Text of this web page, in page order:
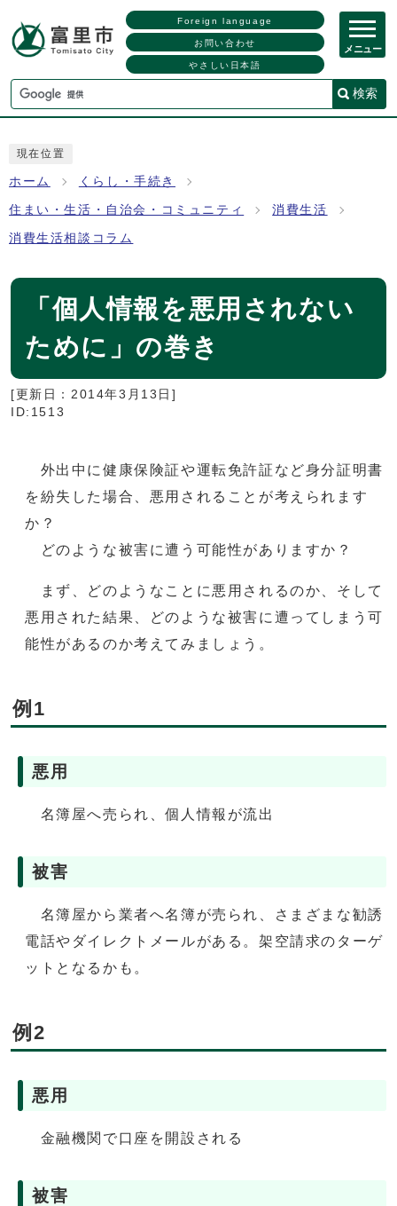
Foreign language
お問い合わせ
やさしい日本語
検索
メニュー
現在位置
ホーム くらし・手続き
住まい・生活・自治会・コミュニティ 消費生活
消費生活相談コラム
「個人情報を悪用されない
ために」の巻き
[更新日： 2014年3月13日 ]
ID:1513
外出中に健康保険証や運転免許証など身分証明書
を紛失した場合、悪用されることが考えられます
か？
どのような被害に遭う可能性がありますか？
まず、どのようなことに悪用されるのか、そして
悪用された結果、どのような被害に遭ってしまう可
能性があるのか考えてみましょう。
例1
悪用
名簿屋へ売られ、個人情報が流出
被害
名簿屋から業者へ名簿が売られ、さまざまな勧誘
電話やダイレクトメールがある。架空請求のターゲ
ットとなるかも。
例2
悪用
金融機関で口座を開設される
被害